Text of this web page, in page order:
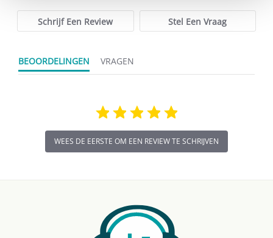
Schrijf Een Review Stel Een Vraag
BEOORDELINGEN VRAGEN
WEES DE EERSTE OM EEN REVIEW TE SCHRIJVEN